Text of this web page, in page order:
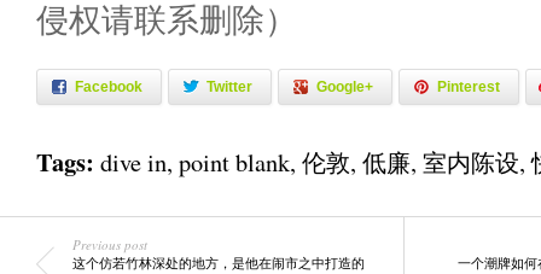
侵权请联系删除）
Facebook Twitter Google+ Pinterest
Tags: dive in, point blank, 伦敦, 低廉, 室内陈设,
Previous post
这个仿若竹林深处的地方，是他在闹市之中打造的
一个潮牌如